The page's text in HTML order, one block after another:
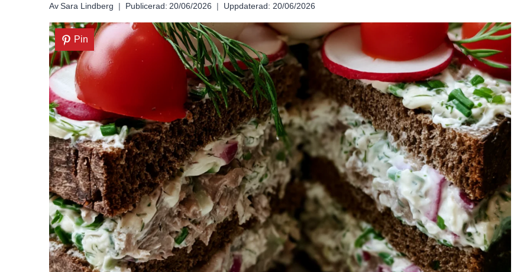
Av Sara Lindberg Publicerad: 20/06/2026 Uppdaterad: 20/06/2026
Pin